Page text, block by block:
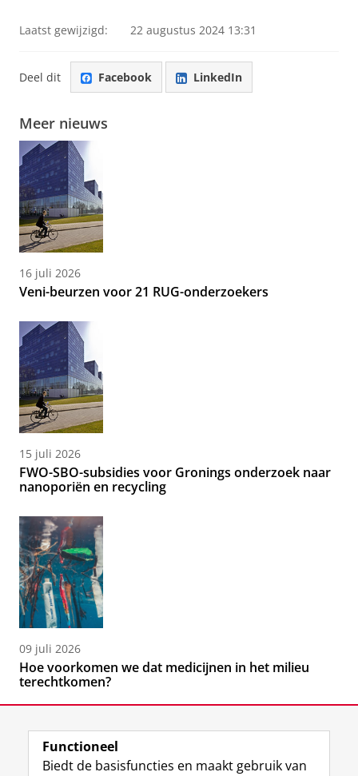
Laatst gewijzigd: 22 augustus 2024 13:31
Deel dit Facebook LinkedIn
Meer nieuws
16 juli 2026
Veni-beurzen voor 21 RUG-onderzoekers
15 juli 2026
FWO-SBO-subsidies voor Gronings onderzoek naar
nanoporiën en recycling
09 juli 2026
Hoe voorkomen we dat medicijnen in het milieu
terechtkomen?
Functioneel
Biedt de basisfuncties en maakt gebruik van